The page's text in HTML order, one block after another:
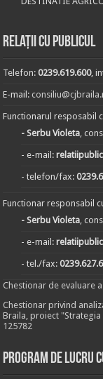
Relații cu publicul
Telefon:0239.619.600,
E-mail:
Functionarul resposabil
- Serbu Violeta,
- e-mail:
- telefon/fax:
Functionar responsabil
- Serbu Violeta,
- e-mail:
- tel./fax:
Chestionar de evaluare
Chestionar privind
Braila, proiect "Strategia
125782
Program de lucru